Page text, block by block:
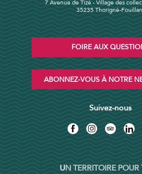
7 Avenue de Tizé - Village des
35235 Thorigné-
FOIRE AUX
ABONNEZ-VOUS À NOTRE
Suivez-nous
UN TERRITOIRE